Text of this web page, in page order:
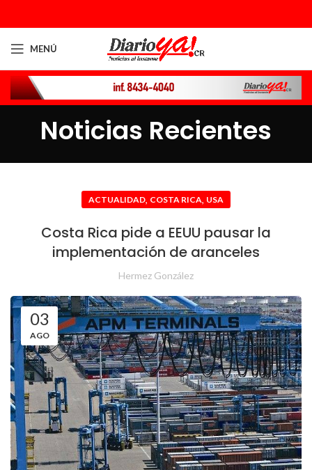
MENÚ
Noticias Recientes
ACTUALIDAD, COSTA RICA, USA
Costa Rica pide a EEUU pausar la
implementación de aranceles
Hermez González
03
AGO